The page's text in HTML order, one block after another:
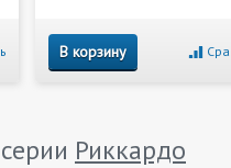
В корзину
Риккардо